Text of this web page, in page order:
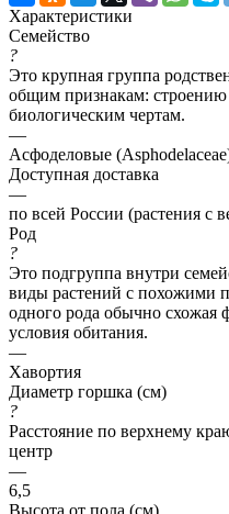
Характеристики
Семейство
?
Это крупная группа
общим признакам: строению
биологическим чертам.
—
Асфоделовые
Доступная доставка
—
по всей России (растения с
Род
?
Это подгруппа внутри
виды растений с похожими
одного рода обычно схожая
условия обитания.
—
Хавортия
Диаметр горшка (см)
?
Расстояние по верхнему
центр
—
6,5
Высота от пола (см)